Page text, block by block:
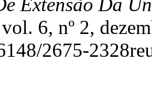
6, nº 2,
2675-